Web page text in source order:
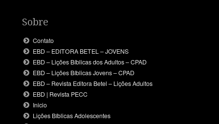
Sobre
Contato
EBD – EDITORA BETEL – JOVENS
EBD – Lições Bíblicas dos Adultos – CPAD
EBD – Lições Bíblicas Jovens – CPAD
EBD – Revista Editora Betel – Lições Adultos
EBD | Revista PECC
Inicio
Lições Bíblicas Adolescentes